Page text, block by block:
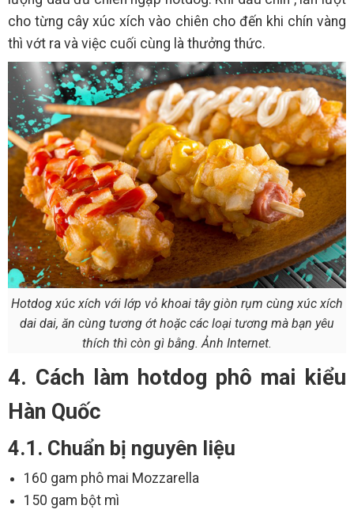
cho từng cây xúc xích vào chiên cho đến khi chín vàng
thì vớt ra và việc cuối cùng là thưởng thức.
Hotdog xúc xích với lớp vỏ khoai tây giòn rụm cùng xúc xích
dai dai, ăn cùng tương ớt hoặc các loại tương mà bạn yêu
thích thì còn gì bằng. Ảnh Internet.
4. Cách làm hotdog phô mai kiểu
Hàn Quốc
4.1. Chuẩn bị nguyên liệu
160 gam phô mai Mozzarella
150 gam bột mì